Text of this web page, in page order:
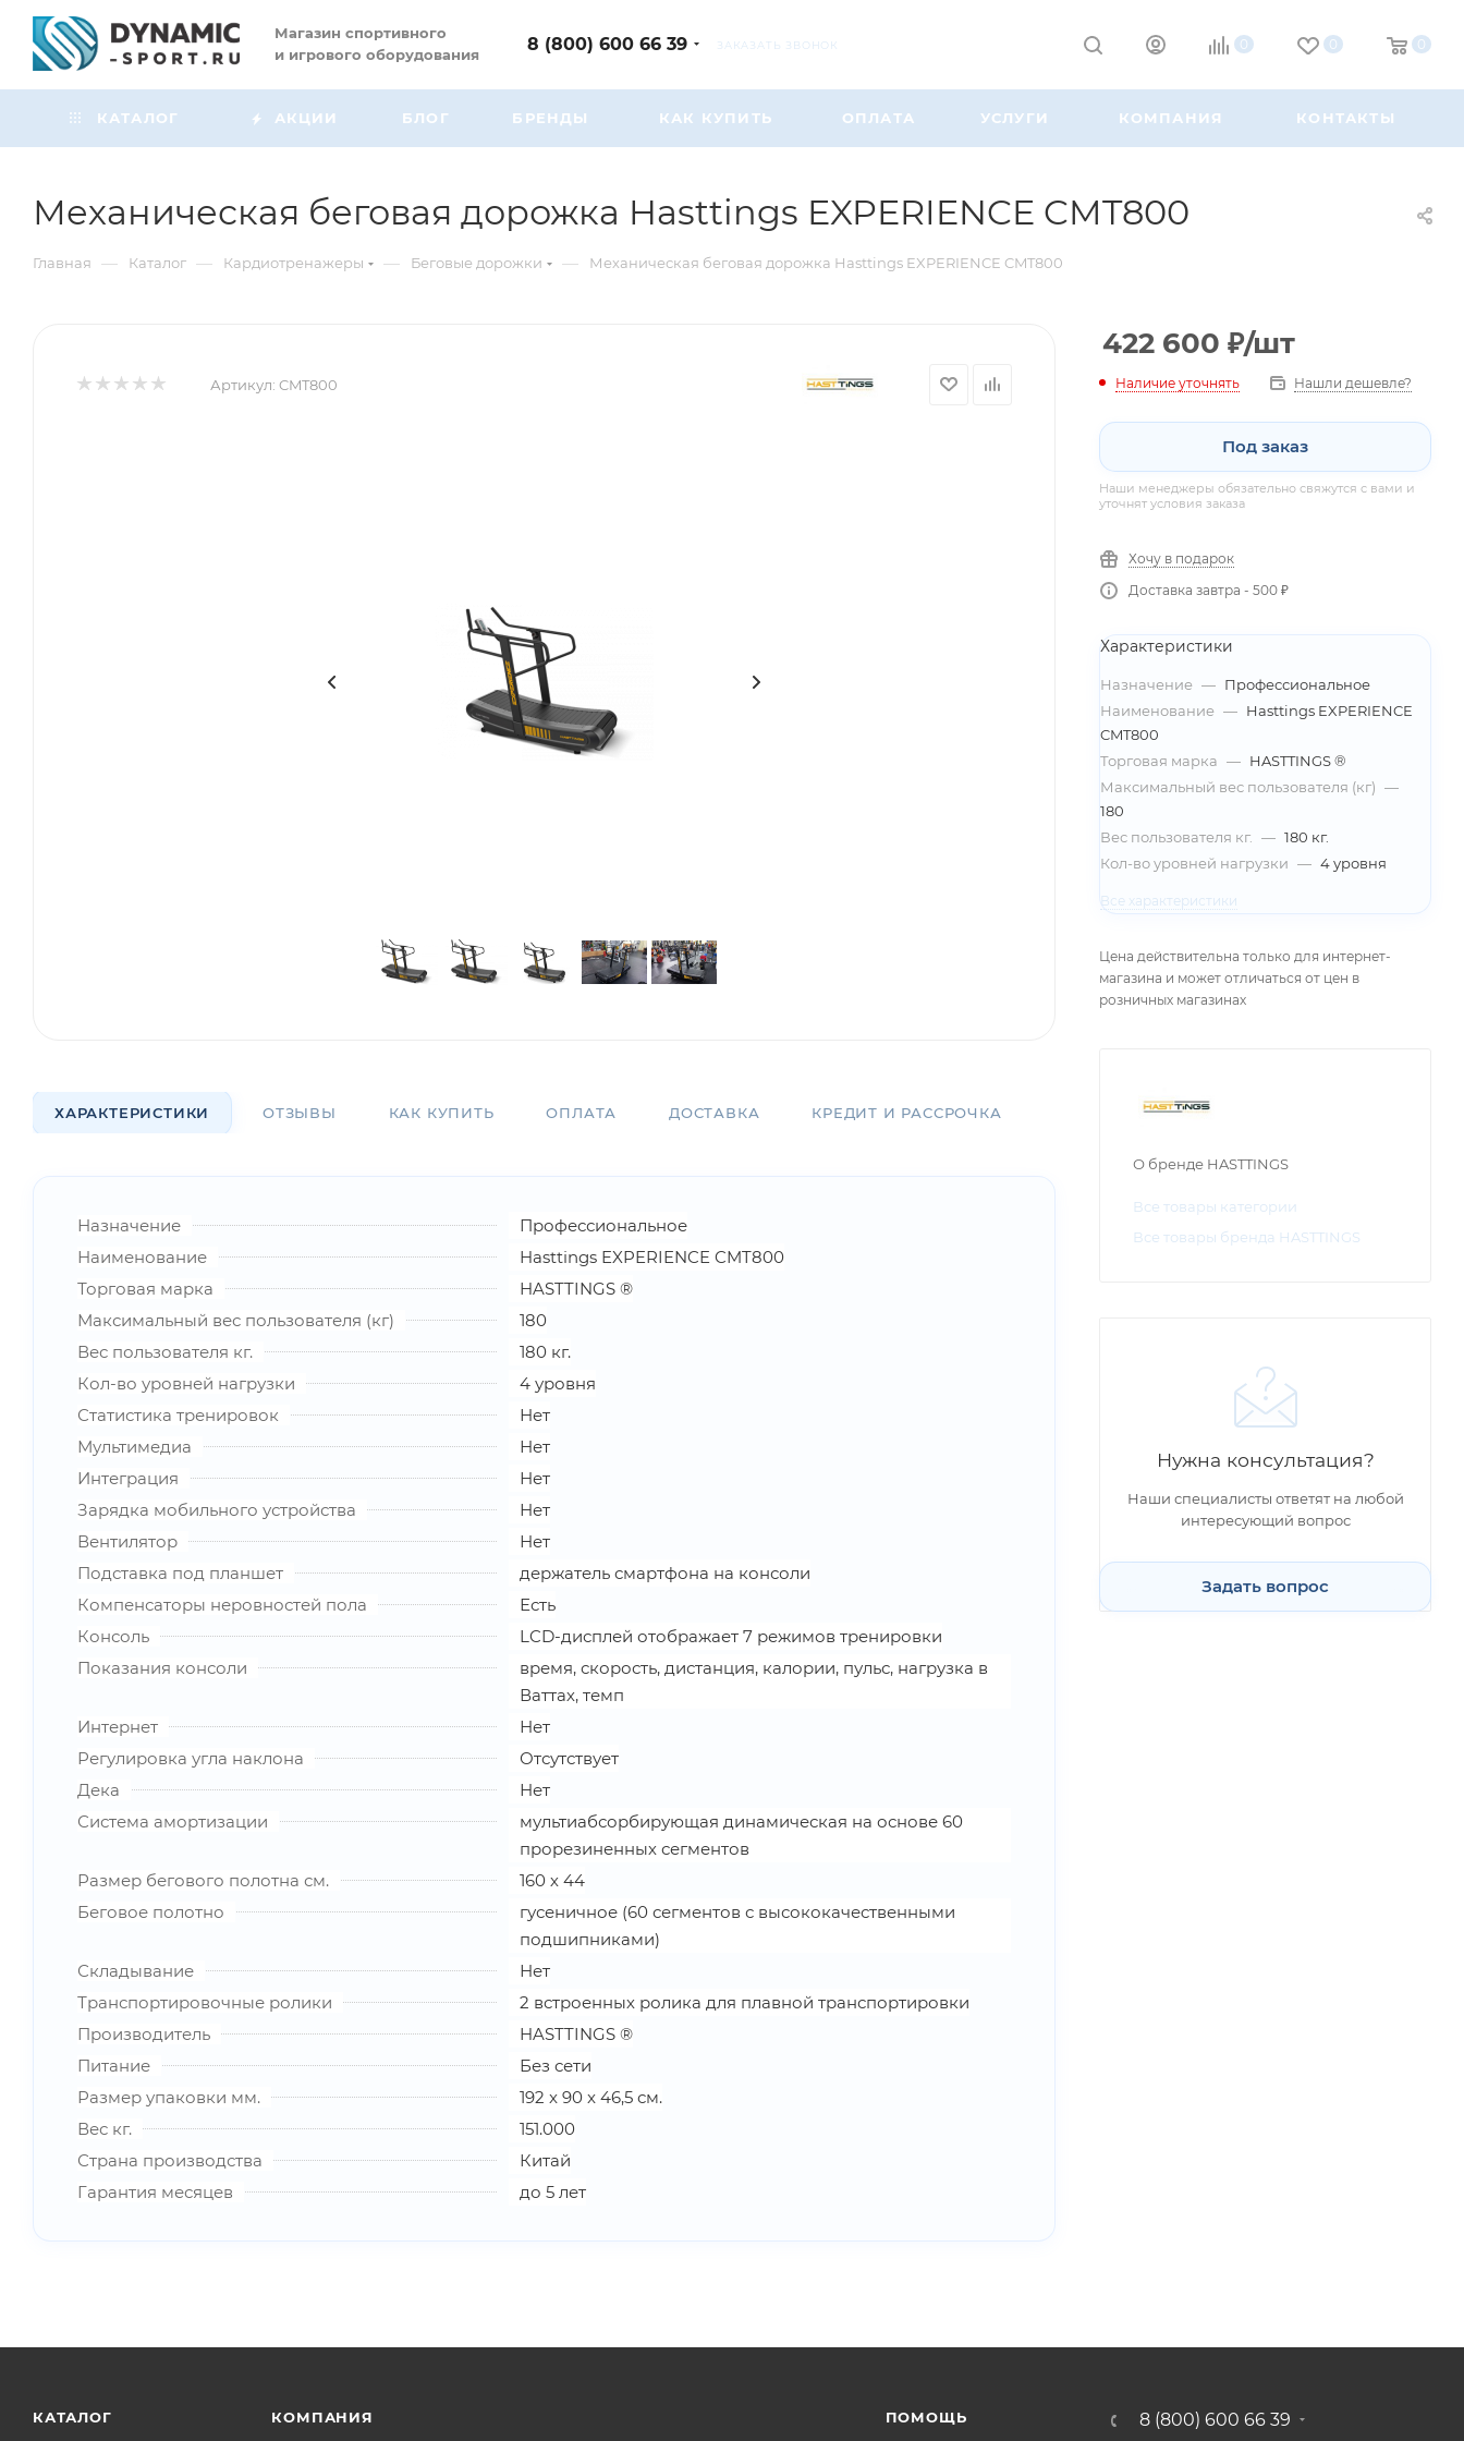
Магазин спортивного
и игрового оборудования
8 (800) 600 66 39 ЗАКАЗАТЬ ЗВОНОК 0 0 0
КАТАЛОГ АКЦИИ БЛОГ БРЕНДЫ КАК КУПИТЬ ОПЛАТА УСЛУГИ КОМПАНИЯ КОНТАКТЫ
Механическая беговая дорожка Hasttings EXPERIENCE CMT800
Главная — Каталог — Кардиотренажеры — Беговые дорожки — Механическая беговая дорожка Hasttings EXPERIENCE CMT800
Артикул: CMT800
ХАРАКТЕРИСТИКИ ОТЗЫВЫ КАК КУПИТЬ ОПЛАТА ДОСТАВКА КРЕДИТ И РАССРОЧКА
Назначение
Профессиональное
Наименование
Hasttings EXPERIENCE CMT800
Торговая марка
HASTTINGS ®
Максимальный вес пользователя (кг)
180
Вес пользователя кг.
180 кг.
Кол-во уровней нагрузки
4 уровня
Статистика тренировок
Нет
Мультимедиа
Нет
Интеграция
Нет
Зарядка мобильного устройства
Нет
Вентилятор
Нет
Подставка под планшет
держатель смартфона на консоли
Компенсаторы неровностей пола
Есть
Консоль
LCD-дисплей отображает 7 режимов тренировки
Показания консоли
время, скорость, дистанция, калории, пульс, нагрузка в
Ваттах, темп
Интернет
Нет
Регулировка угла наклона
Отсутствует
Дека
Нет
Система амортизации
мультиабсорбирующая динамическая на основе 60
прорезиненных сегментов
Размер бегового полотна см.
160 х 44
Беговое полотно
гусеничное (60 сегментов с высококачественными
подшипниками)
Складывание
Нет
Транспортировочные ролики
2 встроенных ролика для плавной транспортировки
Производитель
HASTTINGS ®
Питание
Без сети
Размер упаковки мм.
192 x 90 x 46,5 см.
Вес кг.
151.000
Страна производства
Китай
Гарантия месяцев
до 5 лет
422 600 ₽/шт
Наличие уточнять Нашли дешевле?
Под заказ
Наши менеджеры обязательно свяжутся с вами и
уточнят условия заказа
Хочу в подарок
Доставка завтра - 500 ₽
Характеристики
Назначение — Профессиональное
Наименование — Hasttings EXPERIENCE
CMT800
Торговая марка — HASTTINGS ®
Максимальный вес пользователя (кг) —
180
Вес пользователя кг.
— 180 кг.
Кол-во уровней нагрузки — 4 уровня
Все характеристики
Цена действительна только для интернет-
магазина и может отличаться от цен в
розничных магазинах
О бренде HASTTINGS
Все товары категории
Все товары бренда HASTTINGS
Нужна консультация?
Наши специалисты ответят на любой
интересующий вопрос
Задать вопрос
КАТАЛОГ КОМПАНИЯ ПОМОЩЬ 8 (800) 600 66 39